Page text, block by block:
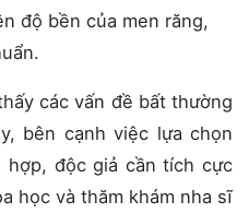
độ bền của men răng,
các vấn đề bất thường
bên cạnh việc lựa chọn
độc giả cần tích cực
học và thăm khám nha sĩ